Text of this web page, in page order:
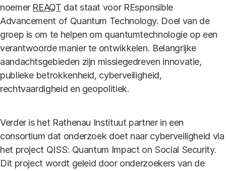
noemer REAQT dat staat voor REsponsible
Advancement of Quantum Technology. Doel van de
groep is om te helpen om quantumtechnologie op een
verantwoorde manier te ontwikkelen. Belangrijke
aandachtsgebieden zijn missiegedreven innovatie,
publieke betrokkenheid, cyberveiligheid,
rechtvaardigheid en geopolitiek.
Verder is het Rathenau Instituut partner in een
consortium dat onderzoek doet naar cyberveiligheid via
het project QISS: Quantum Impact on Social Security.
Dit project wordt geleid door onderzoekers van de